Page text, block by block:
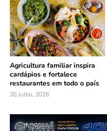
Agricultura familiar inspira
cardápios e fortalece
restaurantes em todo o país
30 Julho, 2026